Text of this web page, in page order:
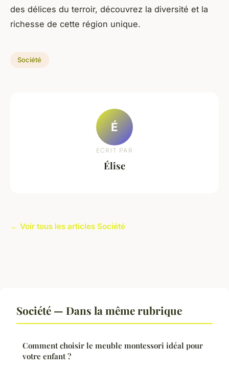
des délices du terroir, découvrez la diversité et la
richesse de cette région unique.
Société
É
ECRIT PAR
Élise
← Voir tous les articles Société
Société — Dans la même rubrique
Comment choisir le meuble montessori idéal pour
votre enfant ?